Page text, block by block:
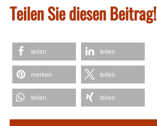
Teilen Sie diesen Beitrag!
teilen teilen
merken teilen
teilen teilen